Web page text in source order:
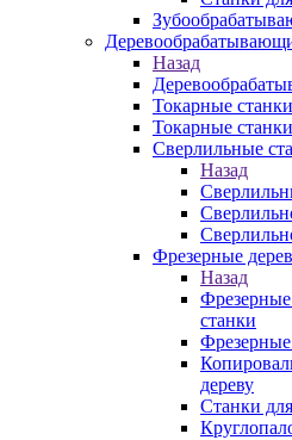
Назад
Токарные
Токарные
Сверлильные
Назад
Фрезерные
Назад
станки
Фрезерные
дереву
Станки